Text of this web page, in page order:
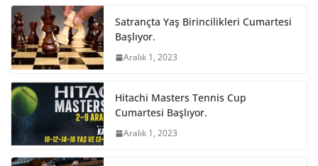
Satrançta Yaş Birincilikleri Cumartesi
Başlıyor.
Aralık 1, 2023
Hitachi Masters Tennis Cup
Cumartesi Başlıyor.
Aralık 1, 2023